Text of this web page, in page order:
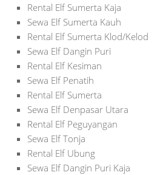
Rental Elf Sumerta Kaja
Sewa Elf Sumerta Kauh
Rental Elf Sumerta Klod/Kelod
Sewa Elf Dangin Puri
Rental Elf Kesiman
Sewa Elf Penatih
Rental Elf Sumerta
Sewa Elf Denpasar Utara
Rental Elf Peguyangan
Sewa Elf Tonja
Rental Elf Ubung
Sewa Elf Dangin Puri Kaja